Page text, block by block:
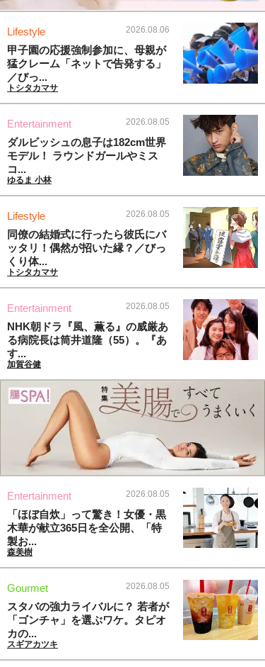
Lifestyle 2026.08.06
甲子園の応援強制参加に、母親が
猛クレーム「ネットで告発する」
／びっ...
トシタカマサ
Entertainment 2026.08.05
ダルビッシュの息子は182cm世界
モデル！ ラウンドガールやミス
コ...
ゆるま 小林
Lifestyle 2026.08.05
同僚の結婚式に行ったら彼氏にバ
ッタリ！偶然が招いた縁？／びっ
くり体...
トシタカマサ
Entertainment 2026.08.05
NHK朝ドラ『風、薫る』の威厳あ
る病院長は筒井道隆（55）。『あ
す...
加賀谷健
Entertainment 2026.08.05
「ほぼ自炊」って驚き！女優・黒
木華が献立365日を全公開、「特
製お...
森美樹
Gourmet 2026.08.05
スタバの強力ライバルに？ 若者が
「ゴンチャ」を選ぶワケ。タピオ
カの...
スギアカツキ